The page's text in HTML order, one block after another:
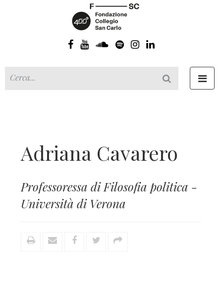
Adriana Cavarero
Professoressa di Filosofia politica -
Università di Verona